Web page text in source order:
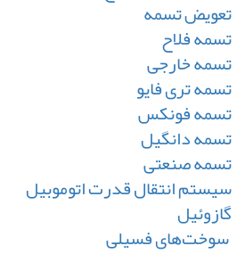
تعویض تسمه
تسمه فلاح
تسمه خارجی
تسمه تری فایو
تسمه فونکس
تسمه دانگیل
تسمه صنعتی
سیستم انتقال قدرت اتوموبیل
گازوئیل
سوخت‌های فسیلی